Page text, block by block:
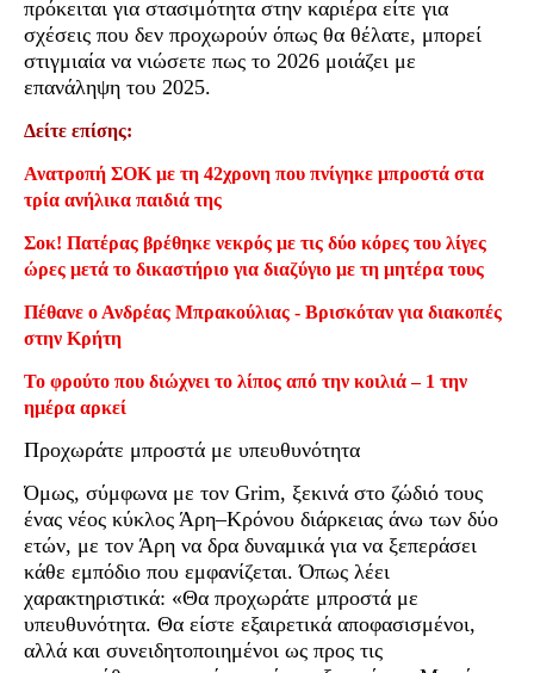
πρόκειται για στασιμότητα στην καριέρα είτε για
σχέσεις που δεν προχωρούν όπως θα θέλατε, μπορεί
στιγμιαία να νιώσετε πως το 2026 μοιάζει με
επανάληψη του 2025.
Δείτε επίσης:
Ανατροπή ΣΟΚ με τη 42χρονη που πνίγηκε μπροστά στα
τρία ανήλικα παιδιά της
Σοκ! Πατέρας βρέθηκε νεκρός με τις δύο κόρες του λίγες
ώρες μετά το δικαστήριο για διαζύγιο με τη μητέρα τους
Πέθανε ο Ανδρέας Μπρακούλιας - Βρισκόταν για διακοπές
στην Κρήτη
Το φρούτο που διώχνει το λίπος από την κοιλιά – 1 την
ημέρα αρκεί
Προχωράτε μπροστά με υπευθυνότητα
Όμως, σύμφωνα με τον Grim, ξεκινά στο ζώδιό τους
ένας νέος κύκλος Άρη–Κρόνου διάρκειας άνω των δύο
ετών, με τον Άρη να δρα δυναμικά για να ξεπεράσει
κάθε εμπόδιο που εμφανίζεται. Όπως λέει
χαρακτηριστικά: «Θα προχωράτε μπροστά με
υπευθυνότητα. Θα είστε εξαιρετικά αποφασισμένοι,
αλλά και συνειδητοποιημένοι ως προς τις